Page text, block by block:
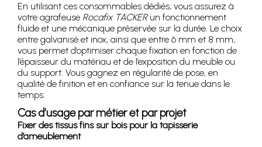
En utilisant ces consommables dédiés, vous assurez à
votre agrafeuse Rocafix TACKERun fonctionnement
fluide et une mécanique préservée sur la durée. Le choix
entre galvanisé et inox, ainsi que entre 6 mm et 8 mm,
vous permet d’optimiser chaque fixation en fonction de
l’épaisseur du matériau et de l’exposition du meuble ou
du support. Vous gagnez en régularité de pose, en
qualité de finition et en confiance sur la tenue dans le
temps.
Cas d’usage par métier et par projet
Fixer des tissus fins sur bois pour la tapisserie
d’ameublement